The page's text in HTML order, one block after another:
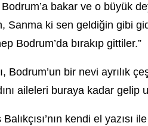
bakar ve o büyük
Sanma ki sen geldiğin gibi
Bodrum’da bırakıp gittiler.”
Bodrum’un bir nevi ayrılık
aileleri buraya kadar gelip
kendi el yazısı